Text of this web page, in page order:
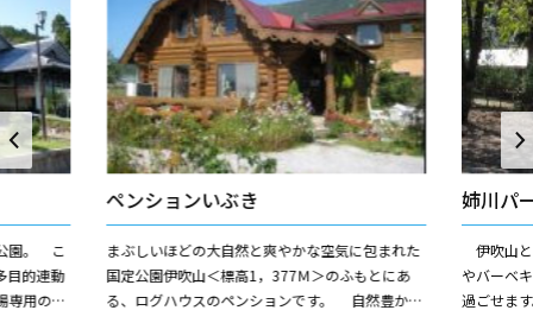
園。 こ
目的連動
専用のす
ペンションいぶき
まぶしいほどの大自然と爽やかな空気に包まれた
国定公園伊吹山＜標高1，377Ｍ＞のふもとにあ
る、ログハウスのペンションです。 自然豊かな
姉川パ
伊吹山
やバーベ
過ごせま